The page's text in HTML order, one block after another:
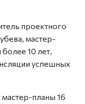
проектного
мастер-
10 лет,
успешных
мастер-планы 16